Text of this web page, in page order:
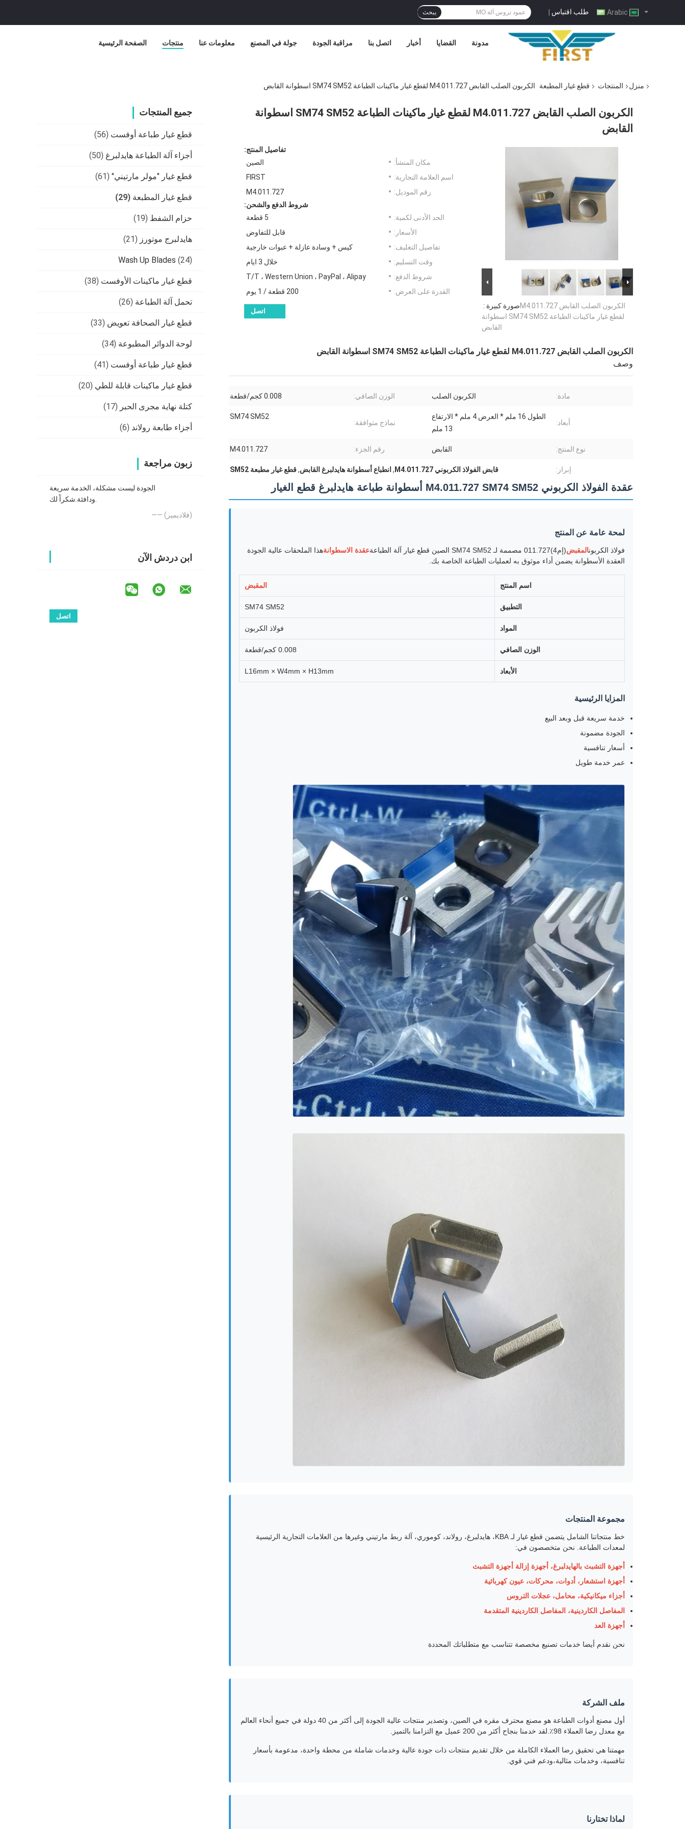
طلب اقتباس | يبحث
الصفحة الرئيسية منتجات معلومات عنا جولة في المصنع مراقبة الجودة اتصل بنا أخبار القضايا مدونة
منزل المنتجات قطع غيار المطبعة الكربون الصلب القابض M4.011.727 لقطع غيار ماكينات الطباعة SM74 SM52 اسطوانة القابض
جميع المنتجات
قطع غيار طباعة أوفست (56)
أجزاء آلة الطباعة هايدلبرغ (50)
قطع غيار "مولر مارتيني" (61)
قطع غيار المطبعة (29)
حزام الشفط (19)
هايدلبرج موتورز (21)
Wash Up Blades (24)
قطع غيار ماكينات الأوفست (38)
تحمل آلة الطباعة (26)
قطع غيار الصحافة تعويض (33)
لوحة الدوائر المطبوعة (34)
قطع غيار طباعة أوفست (41)
قطع غيار ماكينات قابلة للطي (20)
كتلة نهاية مجرى الحبر (17)
أجزاء طابعة رولاند (6)
زبون مراجعة
الجودة ليست مشكلة، الخدمة سريعة
ودافئة.شكراً لك.
—— (فلاديمير)
ابن دردش الآن
الكربون الصلب القابض M4.011.727 لقطع غيار ماكينات الطباعة SM74 SM52 اسطوانة
القابض
صورة كبيرة :الكربون الصلب القابض M4.011.727
لقطع غيار ماكينات الطباعة SM74 SM52 اسطوانة
القابض
تفاصيل المنتج:
مكان المنشأ:
الصين
اسم العلامة التجارية:
FIRST
رقم الموديل:
M4.011.727
شروط الدفع والشحن:
الحد الأدنى لكمية:
5 قطعة
الأسعار:
قابل للتفاوض
تفاصيل التغليف:
كيس + وسادة عازلة + عبوات خارجية
وقت التسليم:
خلال 3 ايام
شروط الدفع:
T/T ، Western Union ، PayPal ، Alipay
القدرة على العرض:
200 قطعة / 1 يوم
اتصل
الكربون الصلب القابض M4.011.727 لقطع غيار ماكينات الطباعة SM74 SM52 اسطوانة القابض
وصف
مادة: الكربون الصلب الوزن الصافي: 0.008 كجم/قطعة
أبعاد:
الطول 16 ملم * العرض 4 ملم * الارتفاع
13 ملم
نماذج متوافقة:
SM74 SM52
نوع المنتج: القابض رقم الجزء: M4.011.727
إبراز: قابض الفولاذ الكربوني M4.011.727 , انطباع أسطوانة هايدلبرغ القابض,قطع غيار مطبعة SM52
عقدة الفولاذ الكربوني M4.011.727 SM74 SM52 أسطوانة طباعة هايدلبرغ قطع الغيار
لمحة عامة عن المنتج
فولاذ الكربونالمقبض(إم4)011.727 مصممة لـ SM74 SM52 الصين قطع غيار آلة الطباعة عقدة الاسطوانةهذا الملحقات عالية الجودة
العقدة الأسطوانة يضمن أداء موثوق به لعمليات الطباعة الخاصة بك.
اسم المنتج المقبض
التطبيق SM74 SM52
المواد فولاذ الكربون
الوزن الصافي 0.008 كجم/قطعة
الأبعاد L16mm × W4mm × H13mm
المزايا الرئيسية
خدمة سريعة قبل وبعد البيع
الجودة مضمونة
أسعار تنافسية
عمر خدمة طويل
مجموعة المنتجات
خط منتجاتنا الشامل يتضمن قطع غيار لـ KBA، هايدلبرغ، رولاند، كوموري، آلة ربط مارتيني وغيرها من العلامات التجارية الرئيسية
لمعدات الطباعة. نحن متخصصون في:
أجهزة التشبث بالهايدلبرغ، أجهزة إزالة أجهزة التشبث
أجهزة استشعار، أدوات، محركات، عيون كهربائية
أجزاء ميكانيكية، محامل، عجلات التروس
المفاصل الكاردينية، المفاصل الكاردينية المتقدمة
أجهزة العد
نحن نقدم أيضا خدمات تصنيع مخصصة تتناسب مع متطلباتك المحددة
ملف الشركة
أول مصنع أدوات الطباعة هو مصنع محترف مقره في الصين، وتصدير منتجات عالية الجودة إلى أكثر من 40 دولة في جميع أنحاء العالم
مع معدل رضا العملاء 98٪.لقد خدمنا بنجاح أكثر من 200 عميل مع التزامنا بالتميز.
مهمتنا هي تحقيق رضا العملاء الكاملة من خلال تقديم منتجات ذات جودة عالية وخدمات شاملة من محطة واحدة، مدعومة بأسعار
تنافسية، وخدمات مثالية،ودعم فني قوي.
لماذا تختارنا